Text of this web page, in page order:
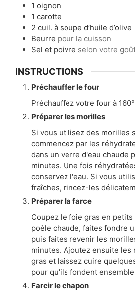
1 oignon
1 carotte
2 cuil. à soupe d’huile d’olive
Beurre pour la cuisson
Sel et poivre selon votre goût
INSTRUCTIONS
Préchauffer le four
Préchauffez votre four à
Préparer les morilles
Si vous utilisez des morilles
commencez par les
dans un verre d'eau chaude
minutes. Une fois
conservez l'eau. Si vous
fraîches, rincez-les
Préparer la farce
Coupez le foie gras en petits
poêle chaude, faites fondre
puis faites revenir les
minutes. Ajoutez ensuite les
gras et laissez cuire
pour qu'ils fondent
Farcir le chapon